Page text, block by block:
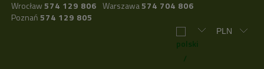
Wrocław 574 129 806 Warszawa574 704 806
Poznań 574 129 805